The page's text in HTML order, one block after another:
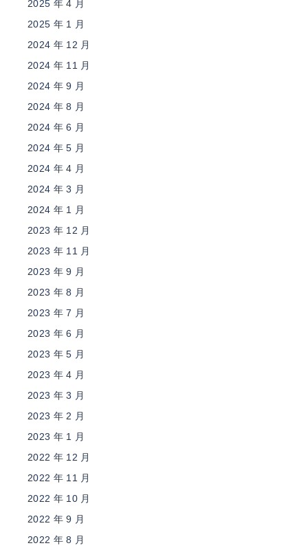
2025 年 4 月
2025 年 1 月
2024 年 12 月
2024 年 11 月
2024 年 9 月
2024 年 8 月
2024 年 6 月
2024 年 5 月
2024 年 4 月
2024 年 3 月
2024 年 1 月
2023 年 12 月
2023 年 11 月
2023 年 9 月
2023 年 8 月
2023 年 7 月
2023 年 6 月
2023 年 5 月
2023 年 4 月
2023 年 3 月
2023 年 2 月
2023 年 1 月
2022 年 12 月
2022 年 11 月
2022 年 10 月
2022 年 9 月
2022 年 8 月